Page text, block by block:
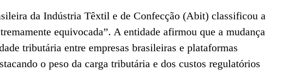
da Indústria Têxtil e de Confecção (Abit) classificou a
equivocada”. A entidade afirmou que a mudança
tributária entre empresas brasileiras e plataformas
o peso da carga tributária e dos custos regulatórios